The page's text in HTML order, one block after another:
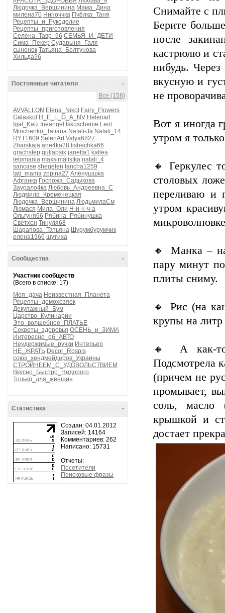
Людочка_Вершинина Мама_Дина
милена70 Ниноччка Пчёлка_Таня
Рецепты_и_Рукоделие
Рецепты_приготовления
Селена_Тавр_96 СЕМЬЯ_И_ДЕТИ
Сима_Пекер Сударыня_Галя
сыненок Татьяна_Болтунова
Хильда56
-
Постоянные читатели
Все (158)
AVVALLON Elena_Nikol
Fairy_Flowers
Galaskol
H_E_L_G_A_NV Helenart
Igal_Katz Ineangel Iskuschenie Leol
Minchenko_Tatiana Natali-Ja Natali_14
RYT1609 SelenArt Valya6827
Zharskaja ane4ka28 fishechka66
grachstep guljapsik janetta1 katlea
letomania maxsimalistka natali_4
sancase shegelen tancha1259
tati_mama zopina27 Алёнушшка
Афганка Госпожа_Садыкова
Заурало4ка Любовь_Андреевна_С
Людмила_Кременецкая
Людочка_Вершинина ЛюдьмилаСм
Люмася Мила_Оли Н-и-н-ч-а
Ольгуня66 Рябина_Рябинушка
Светхен Тинуля68
Шарапова_Татьяна Шурумбурумчик
елена1966 шутиха
-
Сообщества
Участник сообществ
(Всего в списке: 17)
Моя_дача Неизвестная_Планета
Рецепты_домохозяек
Декупажный_Бум
Царство_Кулинарии
Это_волшебное_ПЛАТЬЕ
Секреты_здоровья ОСЕНЬ_и_ЗИМА
Интересно_об_АВТО
Неудержимые_ручки Интерьер
НЕ_ЖРАТЬ Decor_Rospis
союз_хендмейдеров_Украины
СТРОЙНЕЕМ_С_УДОВОЛЬСТВИЕМ
Вкусно_Быстро_Недорого
Только_для_женщин
-
Статистика
Создан: 04.01.2012
Записей: 14164
Комментариев: 262
Написано: 15731
Отчеты:
Посетители
Поисковые фразы
Снимайте с
Берите
после
кастрюлю и
нибудь.
вкусную и
не
Вот я иногда
утром я
🔸 Геркулес
столовых
переливаю и
утром
🔸 Манка –
пару минут
плиты сниму.
🔸 Рис (на
крупы на
🔸 А как-то
Подсмотрела
(причем не
промывает,
соль, масло
крышкой и
достает